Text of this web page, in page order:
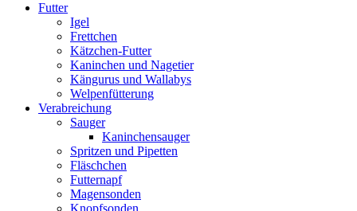
Futter
Igel
Frettchen
Kätzchen-Futter
Kaninchen und Nagetier
Kängurus und Wallabys
Welpenfütterung
Verabreichung
Sauger
Kaninchensauger
Spritzen und Pipetten
Fläschchen
Futternapf
Magensonden